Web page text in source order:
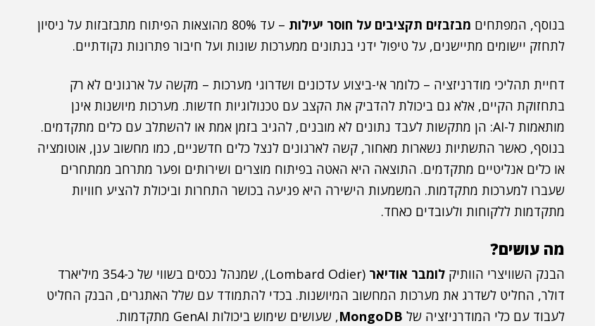
בנוסף, המפתחים מבזבזים תקציבים על חוסר יעילות
– עד 80% מהוצאות הפיתוח מתבזבזות על ניסיון
לתחזק יישומים מתיישנים, על טיפול ידני בנתונים ממערכות שונות ועל חיבור פתרונות נקודתיים.
דחיית תהליכי מודרניזציה – כלומר אי-ביצוע עדכונים ושדרוגי מערכות – מקשה על ארגונים לא רק
בתחזוקת הקיים, אלא גם ביכולת להדביק את הקצב עם טכנולוגיות חדשות. מערכות מיושנות אינן
מותאמות ל-AI: הן מתקשות לעבד נתונים לא מובנים, להגיב בזמן אמת או להשתלב עם כלים מתקדמים.
בנוסף, כאשר התשתיות נשארות מאחור, קשה לארגונים לנצל כלים חדשניים, כמו מחשוב ענן, אוטומציה
או כלים אנליטיים מתקדמים. התוצאה היא האטה בפיתוח מוצרים ושירותים ופער מתרחב ממתחרים
שעברו למערכות מתקדמות. המשמעות הישירה היא פגיעה בכושר התחרות וביכולת להציע חוויות
מתקדמות ללקוחות ולעובדים כאחד.
מה עושים?
הבנק השוויצרי הוותיק לומבר אודיאר
(Lombard Odier), שמנהל נכסים בשווי של כ-354 מיליארד
דולר, החליט לשדרג את מערכות המחשוב המיושנות. בכדי להתמודד עם שלל האתגרים, הבנק החליט
לעבוד עם כלי המודרניזציה של MongoDB, שעושים שימוש ביכולות GenAI מתקדמות.